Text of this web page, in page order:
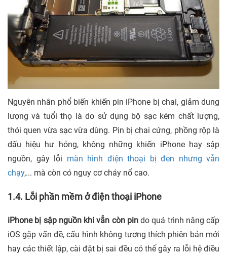
Nguyên nhân phổ biến khiến pin iPhone bị chai, giảm dung
lượng và tuổi thọ là do sử dụng bộ sạc kém chất lượng,
thói quen vừa sạc vừa dùng. Pin bị chai cứng, phồng rộp là
dấu hiệu hư hỏng, không những khiến iPhone hay sập
nguồn, gây lỗi màn hình điện thoại bị đen nhưng vẫn
chạy,... mà còn có nguy cơ cháy nổ cao.
1.4. Lỗi phần mềm ở điện thoại iPhone
iPhone bị sập nguồn khi vẫn còn pindo quá trình nâng cấp
iOS gặp vấn đề, cấu hình không tương thích phiên bản mới
hay các thiết lập, cài đặt bị sai đều có thể gây ra lỗi hệ điều